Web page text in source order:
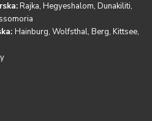
Rajka, Hegyeshalom, Dunakiliti,
Hainburg, Wolfsthal, Berg, Kittsee,